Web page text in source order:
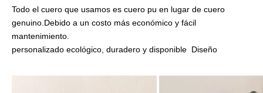
Todo el cuero que usamos es cuero pu en lugar de cuero
genuino.Debido a un costo más económico y fácil
mantenimiento.
personalizado ecológico, duradero y disponible Diseño